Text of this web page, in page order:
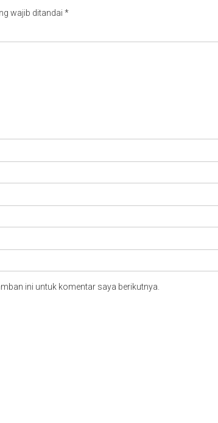
wajib ditandai *
ini untuk komentar saya berikutnya.